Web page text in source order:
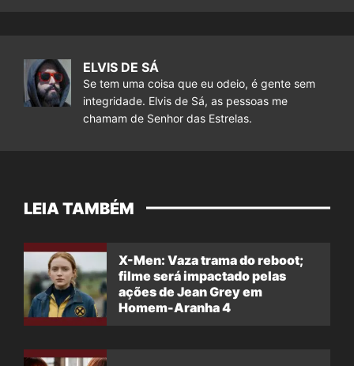
ELVIS DE SÁ
Se tem uma coisa que eu odeio, é gente sem
integridade. Elvis de Sá, as pessoas me
chamam de Senhor das Estrelas.
LEIA TAMBÉM
X-Men: Vaza trama do reboot;
filme será impactado pelas
ações de Jean Grey em
Homem-Aranha 4